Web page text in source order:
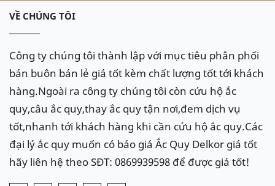
Ngoài việc cung cấp bình cho các doanh nghiệp,
quy ô tô, kích ắc quy ô tônhanh chóng, tiện lợi tại
khắp các tỉnh thành tại Việt Nam như: Hà Nội,Thanh
Hoá, Ninh Bình, thành phố Hồ Chí Minh, Đà Nẵng,
Hải Phòng.. với tốc độ nhanh chóng kịp thời và dịch
vụ chuyên nghiệp, chắc chắn sẽ làm hài lòng quý
khách
XeLand Rover Discovery 4 (LR4)
VỀ CHÚNG TÔI
Công ty chúng tôi thành lập với mục tiêu phân phối
bán buôn bán lẻ giá tốt kèm chất lượng tốt tới khách
hàng.Ngoài ra công ty chúng tôi còn cứu hộ ắc
quy,câu ắc quy,thay ắc quy tận nơi,đem dịch vụ
tốt,nhanh tới khách hàng khi cần cứu hộ ắc quy.Các
đại lý ắc quy muốn có báo giá Ắc Quy Delkor giá tốt
hãy liên hệ theo SĐT: 0869939598 để được giá tốt!